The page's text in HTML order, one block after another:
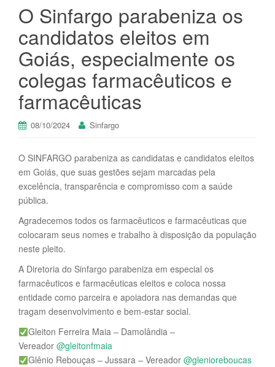
O Sinfargo parabeniza os
candidatos eleitos em
Goiás, especialmente os
colegas farmacêuticos e
farmacêuticas
08/10/2024 Sinfargo
O SINFARGO parabeniza as candidatas e candidatos eleitos
em Goiás, que suas gestões sejam marcadas pela
excelência, transparência e compromisso com a saúde
pública.
Agradecemos todos os farmacêuticos e farmacêuticas que
colocaram seus nomes e trabalho à disposição da população
neste pleito.
A Diretoria do Sinfargo parabeniza em especial os
farmacêuticos e farmacêuticas eleitos e coloca nossa
entidade como parceira e apoiadora nas demandas que
tragam desenvolvimento e bem-estar social.
Gleiton Ferreira Maia – Damolândia –
Vereador @gleitonfmaia
Glênio Rebouças – Jussara – Vereador @glenioreboucas